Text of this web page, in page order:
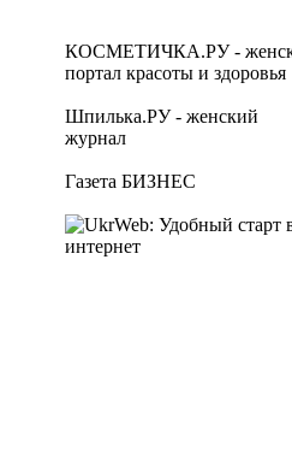
КОСМЕТИЧКА.РУ -
портал красоты и здоровья
Шпилька.РУ - женский
журнал
Газета БИЗНЕС